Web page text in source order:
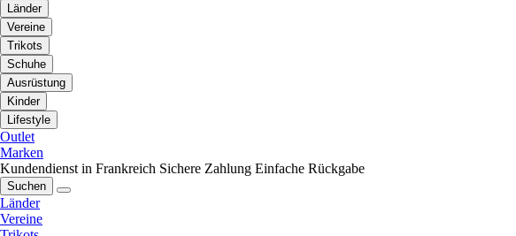
Länder
Vereine
Trikots
Schuhe
Ausrüstung
Kinder
Lifestyle
Outlet
Marken
Kundendienst in Frankreich Sichere Zahlung Einfache Rückgabe
Suchen
Länder
Vereine